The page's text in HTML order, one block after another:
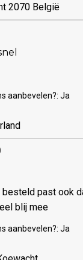
2070 België
aanbevelen?: Ja
besteld past ook
blij mee
aanbevelen?: Ja